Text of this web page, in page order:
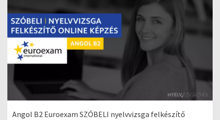
Angol B2 Euroexam SZÓBELI nyelvvizsga felkészítő